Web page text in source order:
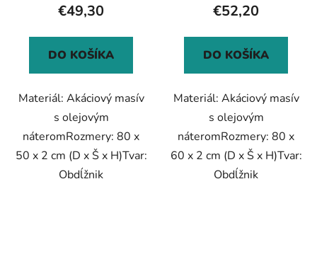
€49,30
DO KOŠÍKA
Materiál: Akáciový masív
s olejovým
náteromRozmery: 80 x
50 x 2 cm (D x Š x H)Tvar:
Obdĺžnik
€52,20
DO KOŠÍKA
Materiál: Akáciový masív
s olejovým
náteromRozmery: 80 x
60 x 2 cm (D x Š x H)Tvar:
Obdĺžnik